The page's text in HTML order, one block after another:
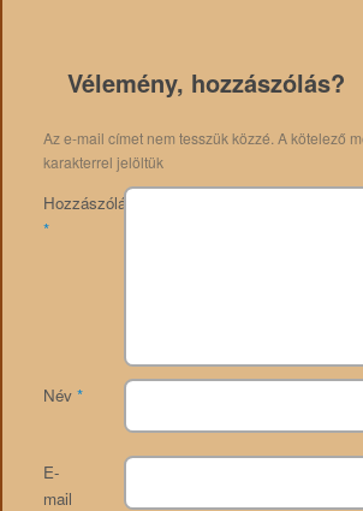
Vélemény, hozzászólás?
Az e-mail címet nem tesszük közzé. A kötelező
karakterrel jelöltük
Hozzászólás
*
Név *
E-
mail